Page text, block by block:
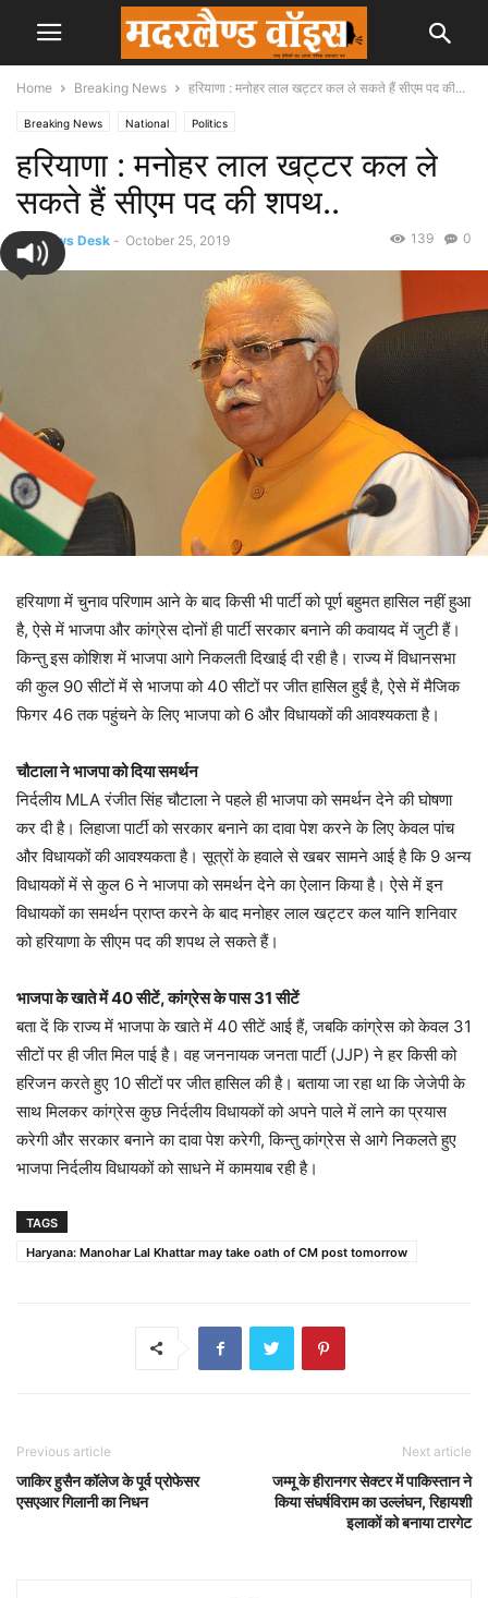
Home Breaking News हरियाणा : मनोहर लाल खट्टर कल ले सकते हैं सीएम पद की...
Breaking News National Politics
हरियाणा : मनोहर लाल खट्टर कल ले
सकते हैं सीएम पद की शपथ..
By News Desk - October 25, 2019 0
139
हरियाणा में चुनाव परिणाम आने के बाद किसी भी पार्टी को पूर्ण बहुमत हासिल नहीं हुआ
है, ऐसे में भाजपा और कांग्रेस दोनों ही पार्टी सरकार बनाने की कवायद में जुटी हैं।
किन्तु इस कोशिश में भाजपा आगे निकलती दिखाई दी रही है। राज्य में विधानसभा
की कुल 90 सीटों में से भाजपा को 40 सीटों पर जीत हासिल हुईं है, ऐसे में मैजिक
फिगर 46 तक पहुंचने के लिए भाजपा को 6 और विधायकों की आवश्यकता है।
चौटाला ने भाजपा को दिया समर्थन
निर्दलीय MLA रंजीत सिंह चौटाला ने पहले ही भाजपा को समर्थन देने की घोषणा
कर दी है। लिहाजा पार्टी को सरकार बनाने का दावा पेश करने के लिए केवल पांच
और विधायकों की आवश्यकता है। सूत्रों के हवाले से खबर सामने आई है कि 9 अन्य
विधायकों में से कुल 6 ने भाजपा को समर्थन देने का ऐलान किया है। ऐसे में इन
विधायकों का समर्थन प्राप्त करने के बाद मनोहर लाल खट्टर कल यानि शनिवार
को हरियाणा के सीएम पद की शपथ ले सकते हैं।
भाजपा के खाते में 40 सीटें, कांग्रेस के पास 31 सीटें
बता दें कि राज्य में भाजपा के खाते में 40 सीटें आई हैं, जबकि कांग्रेस को केवल 31
सीटों पर ही जीत मिल पाई है। वह जननायक जनता पार्टी (JJP) ने हर किसी को
हरिजन करते हुए 10 सीटों पर जीत हासिल की है। बताया जा रहा था कि जेजेपी के
साथ मिलकर कांग्रेस कुछ निर्दलीय विधायकों को अपने पाले में लाने का प्रयास
करेगी और सरकार बनाने का दावा पेश करेगी, किन्तु कांग्रेस से आगे निकलते हुए
भाजपा निर्दलीय विधायकों को साधने में कामयाब रही है।
TAGS
Haryana: Manohar Lal Khattar may take oath of CM post tomorrow
Previous article
जाकिर हुसैन कॉलेज के पूर्व प्रोफेसर
एसएआर गिलानी का निधन
Next article
जम्मू के हीरानगर सेक्टर में पाकिस्तान ने
किया संघर्षविराम का उल्लंघन, रिहायशी
इलाकों को बनाया टारगेट